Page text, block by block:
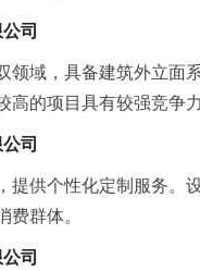
司
领域，具备建筑外立面
高的项目具有较强竞争力
司
提供个性化定制服务。
费群体。
司